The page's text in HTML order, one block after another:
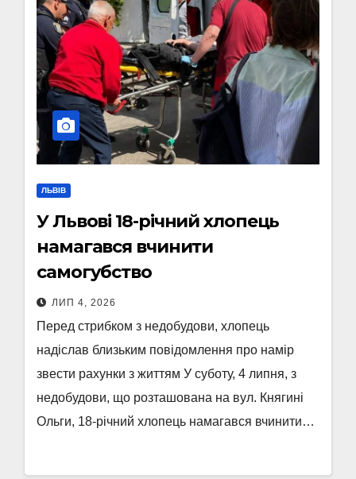
ЛЬВІВ
У Львові 18-річний хлопець
намагався вчинити
самогубство
ЛИП 4, 2026
Перед стрибком з недобудови, хлопець
надіслав близьким повідомлення про намір
звести рахунки з життям У суботу, 4 липня, з
недобудови, що розташована на вул. Княгині
Ольги, 18-річний хлопець намагався вчинити…